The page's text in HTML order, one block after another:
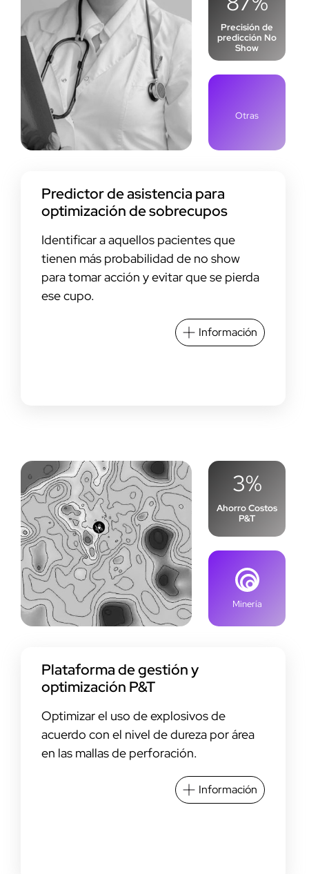
Precisión de
predicción No
Show
Otras
Predictor de asistencia para
optimización de sobrecupos
Identificar a aquellos pacientes que
tienen más probabilidad de no show
para tomar acción y evitar que se pierda
ese cupo.
Información
3%
Ahorro Costos
P&T
Minería
Plataforma de gestión y
optimización P&T
Optimizar el uso de explosivos de
acuerdo con el nivel de dureza por área
en las mallas de perforación.
Información